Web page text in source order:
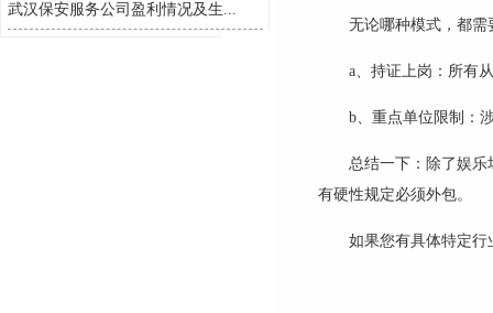
武汉保安服务公司盈利情况及生...
无论哪种模式，都需
a、持证上岗：所有
b、重点单位限制：
总结一下：除了娱
有硬性规定必须外包。
如果您有具体特定